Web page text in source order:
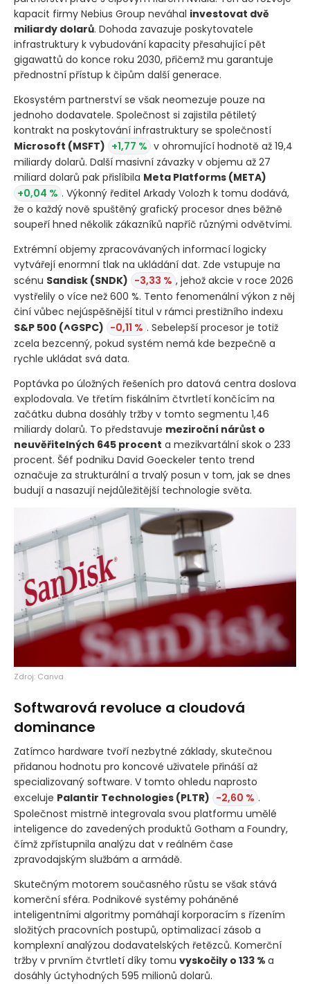
kapacit firmy Nebius Group neváhal investovat dvě
miliardy dolarů. Dohoda zavazuje poskytovatele
infrastruktury k vybudování kapacity přesahující pět
gigawattů do konce roku 2030, přičemž mu garantuje
přednostní přístup k čipům další generace.
Ekosystém partnerství se však neomezuje pouze na
jednoho dodavatele. Společnost si zajistila pětiletý
kontrakt na poskytování infrastruktury se společností
Microsoft (MSFT) +1,77 % v ohromující hodnotě až 19,4
miliardy dolarů. Další masivní závazky v objemu až 27
miliard dolarů pak přislíbila Meta Platforms (META)
+0,04 % . Výkonný ředitel Arkady Volozh k tomu dodává,
že o každý nově spuštěný grafický procesor dnes běžně
soupeří hned několik zákazníků napříč různými odvětvími.
Extrémní objemy zpracovávaných informací logicky
vytvářejí enormní tlak na ukládání dat. Zde vstupuje na
scénu Sandisk (SNDK) -3,33 % , jehož akcie v roce 2026
vystřelily o více než 600 %. Tento fenomenální výkon z něj
činí vůbec nejúspěšnější titul v rámci prestižního indexu
S&P 500 (^GSPC) -0,11 % . Sebelepší procesor je totiž
zcela bezcenný, pokud systém nemá kde bezpečně a
rychle ukládat svá data.
Poptávka po úložných řešeních pro datová centra doslova
explodovala. Ve třetím fiskálním čtvrtletí končícím na
začátku dubna dosáhly tržby v tomto segmentu 1,46
miliardy dolarů. To představuje meziroční nárůst o
neuvěřitelných 645 procent a mezikvartální skok o 233
procent. Šéf podniku David Goeckeler tento trend
označuje za strukturální a trvalý posun v tom, jak se dnes
budují a nasazují nejdůležitější technologie světa.
Zdroj: Canva
Softwarová revoluce a cloudová
dominance
Zatímco hardware tvoří nezbytné základy, skutečnou
přidanou hodnotu pro koncové uživatele přináší až
specializovaný software. V tomto ohledu naprosto
exceluje Palantir Technologies (PLTR) -2,60 % .
Společnost mistrně integrovala svou platformu umělé
inteligence do zavedených produktů Gotham a Foundry,
čímž zpřístupnila analýzu dat v reálném čase
zpravodajským službám a armádě.
Skutečným motorem současného růstu se však stává
komerční sféra. Podnikové systémy poháněné
inteligentními algoritmy pomáhají korporacím s řízením
složitých pracovních postupů, optimalizací zásob a
komplexní analýzou dodavatelských řetězců. Komerční
tržby v prvním čtvrtletí díky tomu vyskočily o 133 % a
dosáhly úctyhodných 595 milionů dolarů.